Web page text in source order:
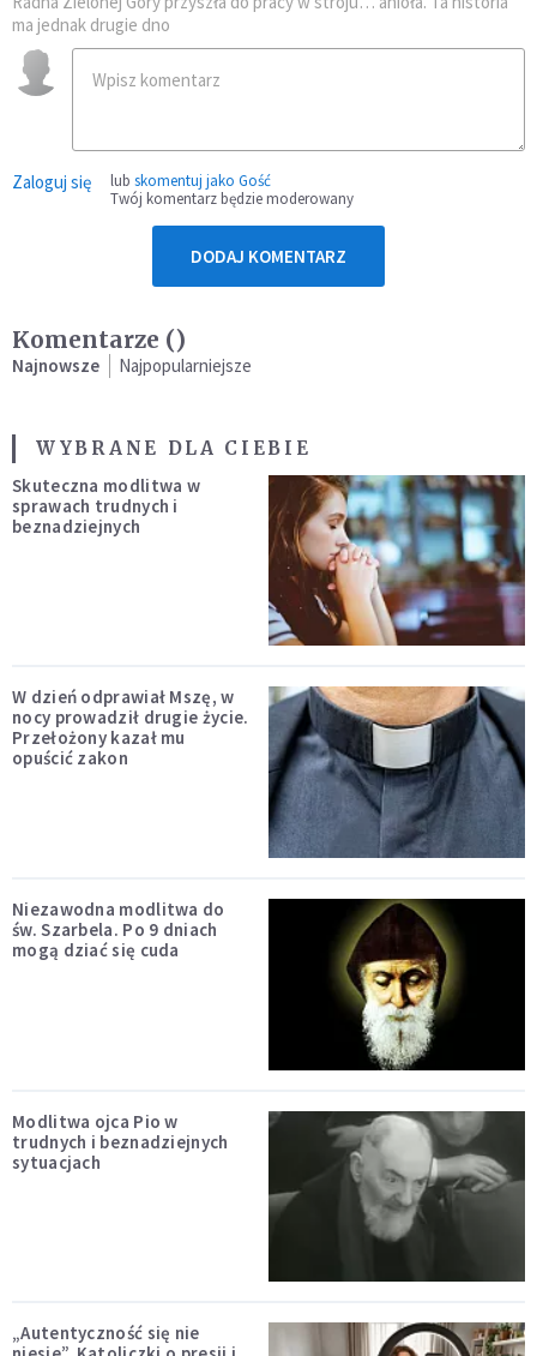
ma jednak drugie dno
Zaloguj się lub skomentuj jako Gość
Twój komentarz będzie moderowany
DODAJ KOMENTARZ
Komentarze ()
Najnowsze Najpopularniejsze
WYBRANE DLA CIEBIE
Skuteczna modlitwa w
sprawach trudnych i
beznadziejnych
W dzień odprawiał Mszę, w
nocy prowadził drugie życie.
Przełożony kazał mu
opuścić zakon
Niezawodna modlitwa do
św. Szarbela. Po 9 dniach
mogą dziać się cuda
Modlitwa ojca Pio w
trudnych i beznadziejnych
sytuacjach
„Autentyczność się nie